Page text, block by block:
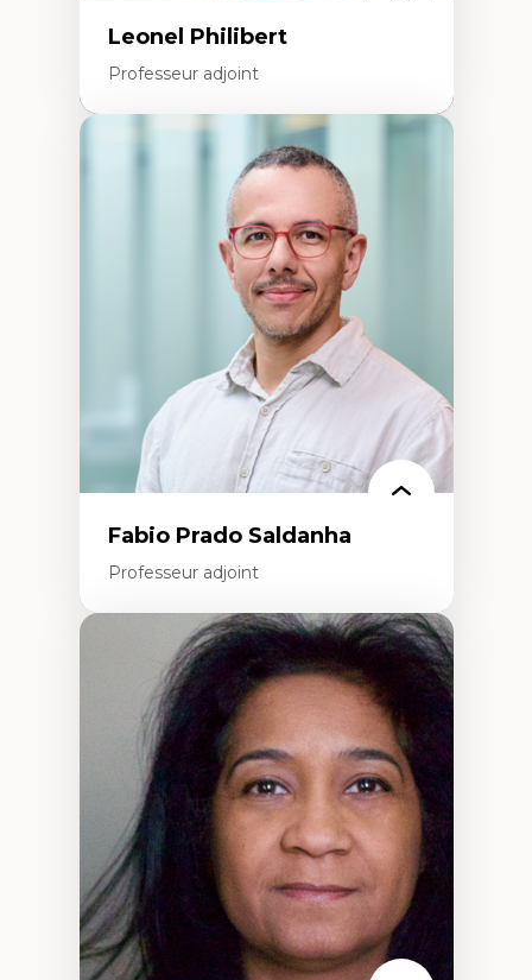
Recherche participative avec, pour et avec
et centrée sur la primauté de la personne
Leonel Philibert
Professeur adjoint
Santé mondiale
Femme en contexte de pauvreté
Participation citoyenne
Inégalités sociales santé
Santé de la reproduction
Développement durable
Fabio Prado Saldanha
Professeur adjoint
Expertises
Innovation sociale
Technologies sociales
Entrepreneuriat social et collectif
Approches critiques et décoloniales
Discours, récits et narratologie en
management
Transformation socioéconomique des
communautés marginalisées
Politiques d’inclusion et économie solidaire
Études organisationnelles critiques
Créativité et management culturel
Méthodologies qualitatives